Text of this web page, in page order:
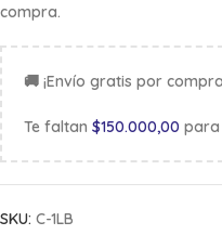
compra.
🚚 ¡Envío gratis por
Te faltan $150.000,00 para
SKU: C-1LB